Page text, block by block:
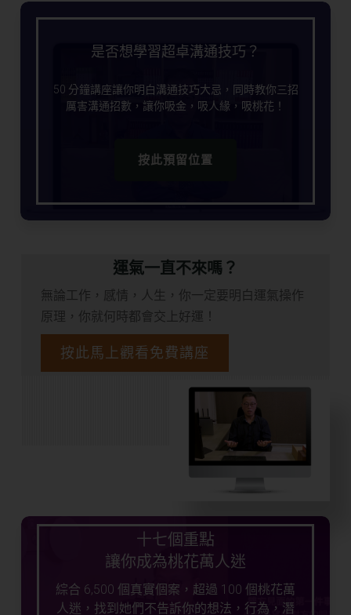
是否想學習超卓溝通技巧？
50 分鐘講座讓你明白溝通技巧大忌，同時教你三招
厲害溝通招數，讓你吸金，吸人緣，吸桃花！
按此預留位置
運氣一直不來嗎？
無論工作，感情，人生，你一定要明白運氣操作
原理，你就何時都會交上好運！
按此馬上觀看免費講座
十七個重點
讓你成為桃花萬人迷
綜合 6,500 個真實個案，超過 100 個桃花萬
人迷，找到她們不告訴你的想法，行為，潛